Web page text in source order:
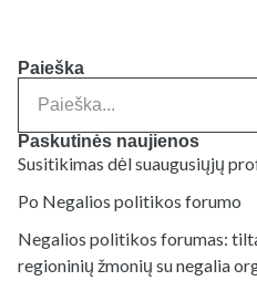
Paieška
Paskutinės naujienos
Susitikimas dėl suaugusiųjų
Po Negalios politikos forumo
Negalios politikos forumas:
regioninių žmonių su negalia